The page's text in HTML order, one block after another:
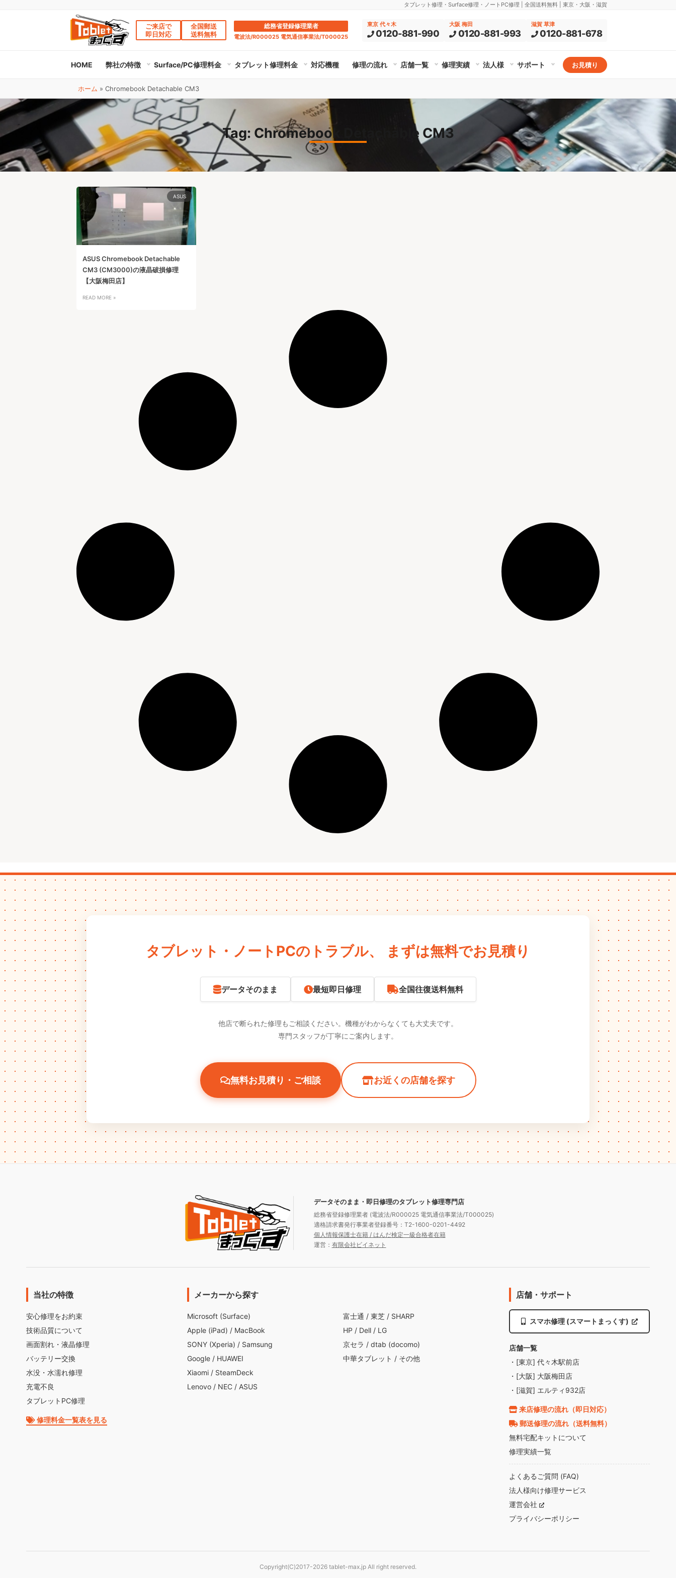
タブレット修理・Surface修理・ノートPC修理 | 全国送料無料 | 東京・大阪・滋賀
ご来店で
即日対応
全国郵送
送料無料
総務省登録修理業者
電波法/R000025 電気通信事業法/T000025
東京 代々木
0120-881-990
大阪 梅田
0120-881-993
滋賀 草津
0120-881-678
HOME 弊社の特徴 Surface/PC修理料金 タブレット修理料金 対応機種 修理の流れ 店舗一覧 修理実績 法人様 サポート お見積り
ホーム » Chromebook Detachable CM3
Tag: Chromebook Detachable CM3
ASUS
ASUS Chromebook Detachable
CM3 (CM3000)の液晶破損修理
【大阪梅田店】
READ MORE »
タブレット・ノートPCのトラブル、 まずは無料でお見積り
データそのまま 最短即日修理 全国往復送料無料
他店で断られた修理もご相談ください。機種がわからなくても大丈夫です。
専門スタッフが丁寧にご案内します。
無料お見積り・ご相談 お近くの店舗を探す
データそのまま・即日修理のタブレット修理専門店
総務省登録修理業者 (電波法/R000025 電気通信事業法/T000025)
適格請求書発行事業者登録番号：T2-1600-0201-4492
個人情報保護士在籍 / はんだ検定一級合格者在籍
運営： 有限会社ビイネット
当社の特徴
安心修理をお約束
技術品質について
画面割れ・液晶修理
バッテリー交換
水没・水濡れ修理
充電不良
タブレットPC修理
修理料金一覧表を見る
メーカーから探す
Microsoft (Surface)
Apple (iPad) / MacBook
SONY (Xperia) / Samsung
Google / HUAWEI
Xiaomi / SteamDeck
Lenovo / NEC / ASUS
富士通 / 東芝 / SHARP
HP / Dell / LG
京セラ / dtab (docomo)
中華タブレット / その他
店舗・サポート
スマホ修理 (スマートまっくす)
店舗一覧
・[東京] 代々木駅前店
・[大阪] 大阪梅田店
・[滋賀] エルティ932店
来店修理の流れ（即日対応）
郵送修理の流れ（送料無料）
無料宅配キットについて
修理実績一覧
よくあるご質問 (FAQ)
法人様向け修理サービス
運営会社
プライバシーポリシー
Copyright(C)2017-2026 tablet-max.jp All right reserved.